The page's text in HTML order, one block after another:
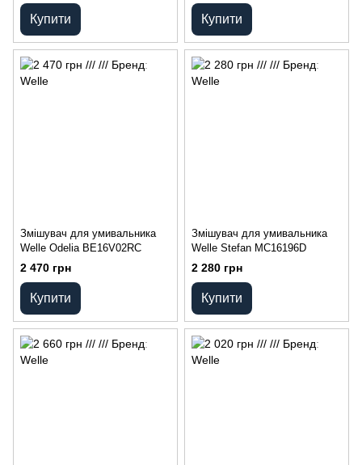
Купити Купити
Змішувач для умивальника
Welle Odelia BE16V02RC
2 470 грн
Купити
Змішувач для умивальника
Welle Stefan MC16196D
2 280 грн
Купити